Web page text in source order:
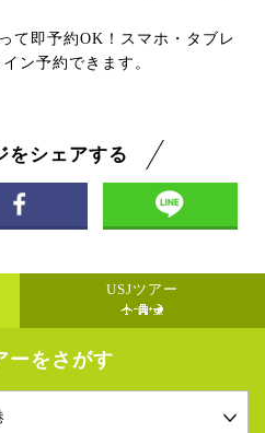
て即予約OK！スマホ・タブレ
ン予約できます。
をシェアする
USJツアー
ーをさがす